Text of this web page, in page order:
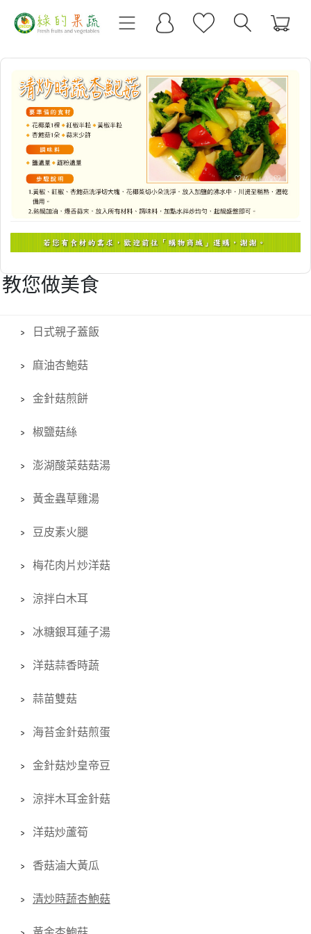
教您做美食
日式親子蓋飯
麻油杏鮑菇
金針菇煎餅
椒鹽菇絲
澎湖酸菜菇菇湯
黃金蟲草雞湯
豆皮素火腿
梅花肉片炒洋菇
涼拌白木耳
冰糖銀耳蓮子湯
洋菇蒜香時蔬
蒜苗雙菇
海苔金針菇煎蛋
金針菇炒皇帝豆
涼拌木耳金針菇
洋菇炒蘆筍
香菇滷大黃瓜
清炒時蔬杏鮑菇